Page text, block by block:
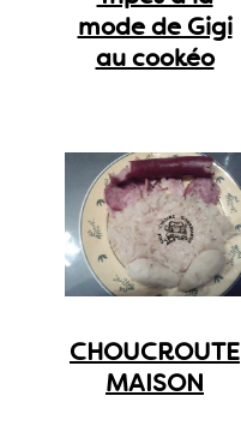
mode de Gigi
au cookéo
CHOUCROUTE
MAISON